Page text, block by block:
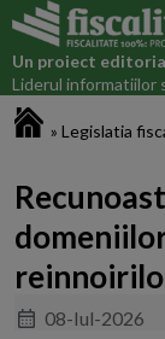
Un proiect
Liderul informatiilor
» Legislatia
08-Iul-2026